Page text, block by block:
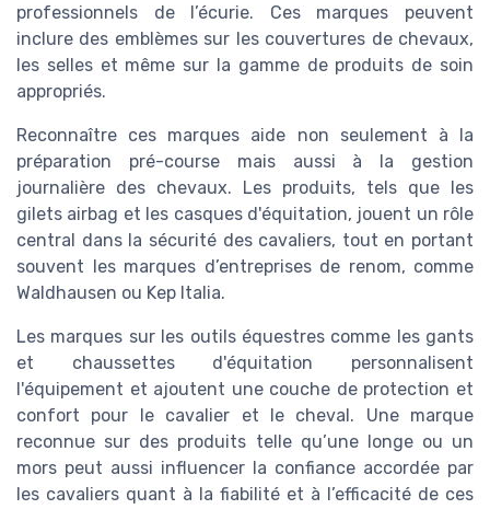
professionnels de l’écurie. Ces marques peuvent
inclure des emblèmes sur les couvertures de chevaux,
les selles et même sur la gamme de produits de soin
appropriés.
Reconnaître ces marques aide non seulement à la
préparation pré-course mais aussi à la gestion
journalière des chevaux. Les produits, tels que les
gilets airbag et les casques d'équitation, jouent un rôle
central dans la sécurité des cavaliers, tout en portant
souvent les marques d’entreprises de renom, comme
Waldhausen ou Kep Italia.
Les marques sur les outils équestres comme les gants
et chaussettes d'équitation personnalisent
l'équipement et ajoutent une couche de protection et
confort pour le cavalier et le cheval. Une marque
reconnue sur des produits telle qu’une longe ou un
mors peut aussi influencer la confiance accordée par
les cavaliers quant à la fiabilité et à l’efficacité de ces